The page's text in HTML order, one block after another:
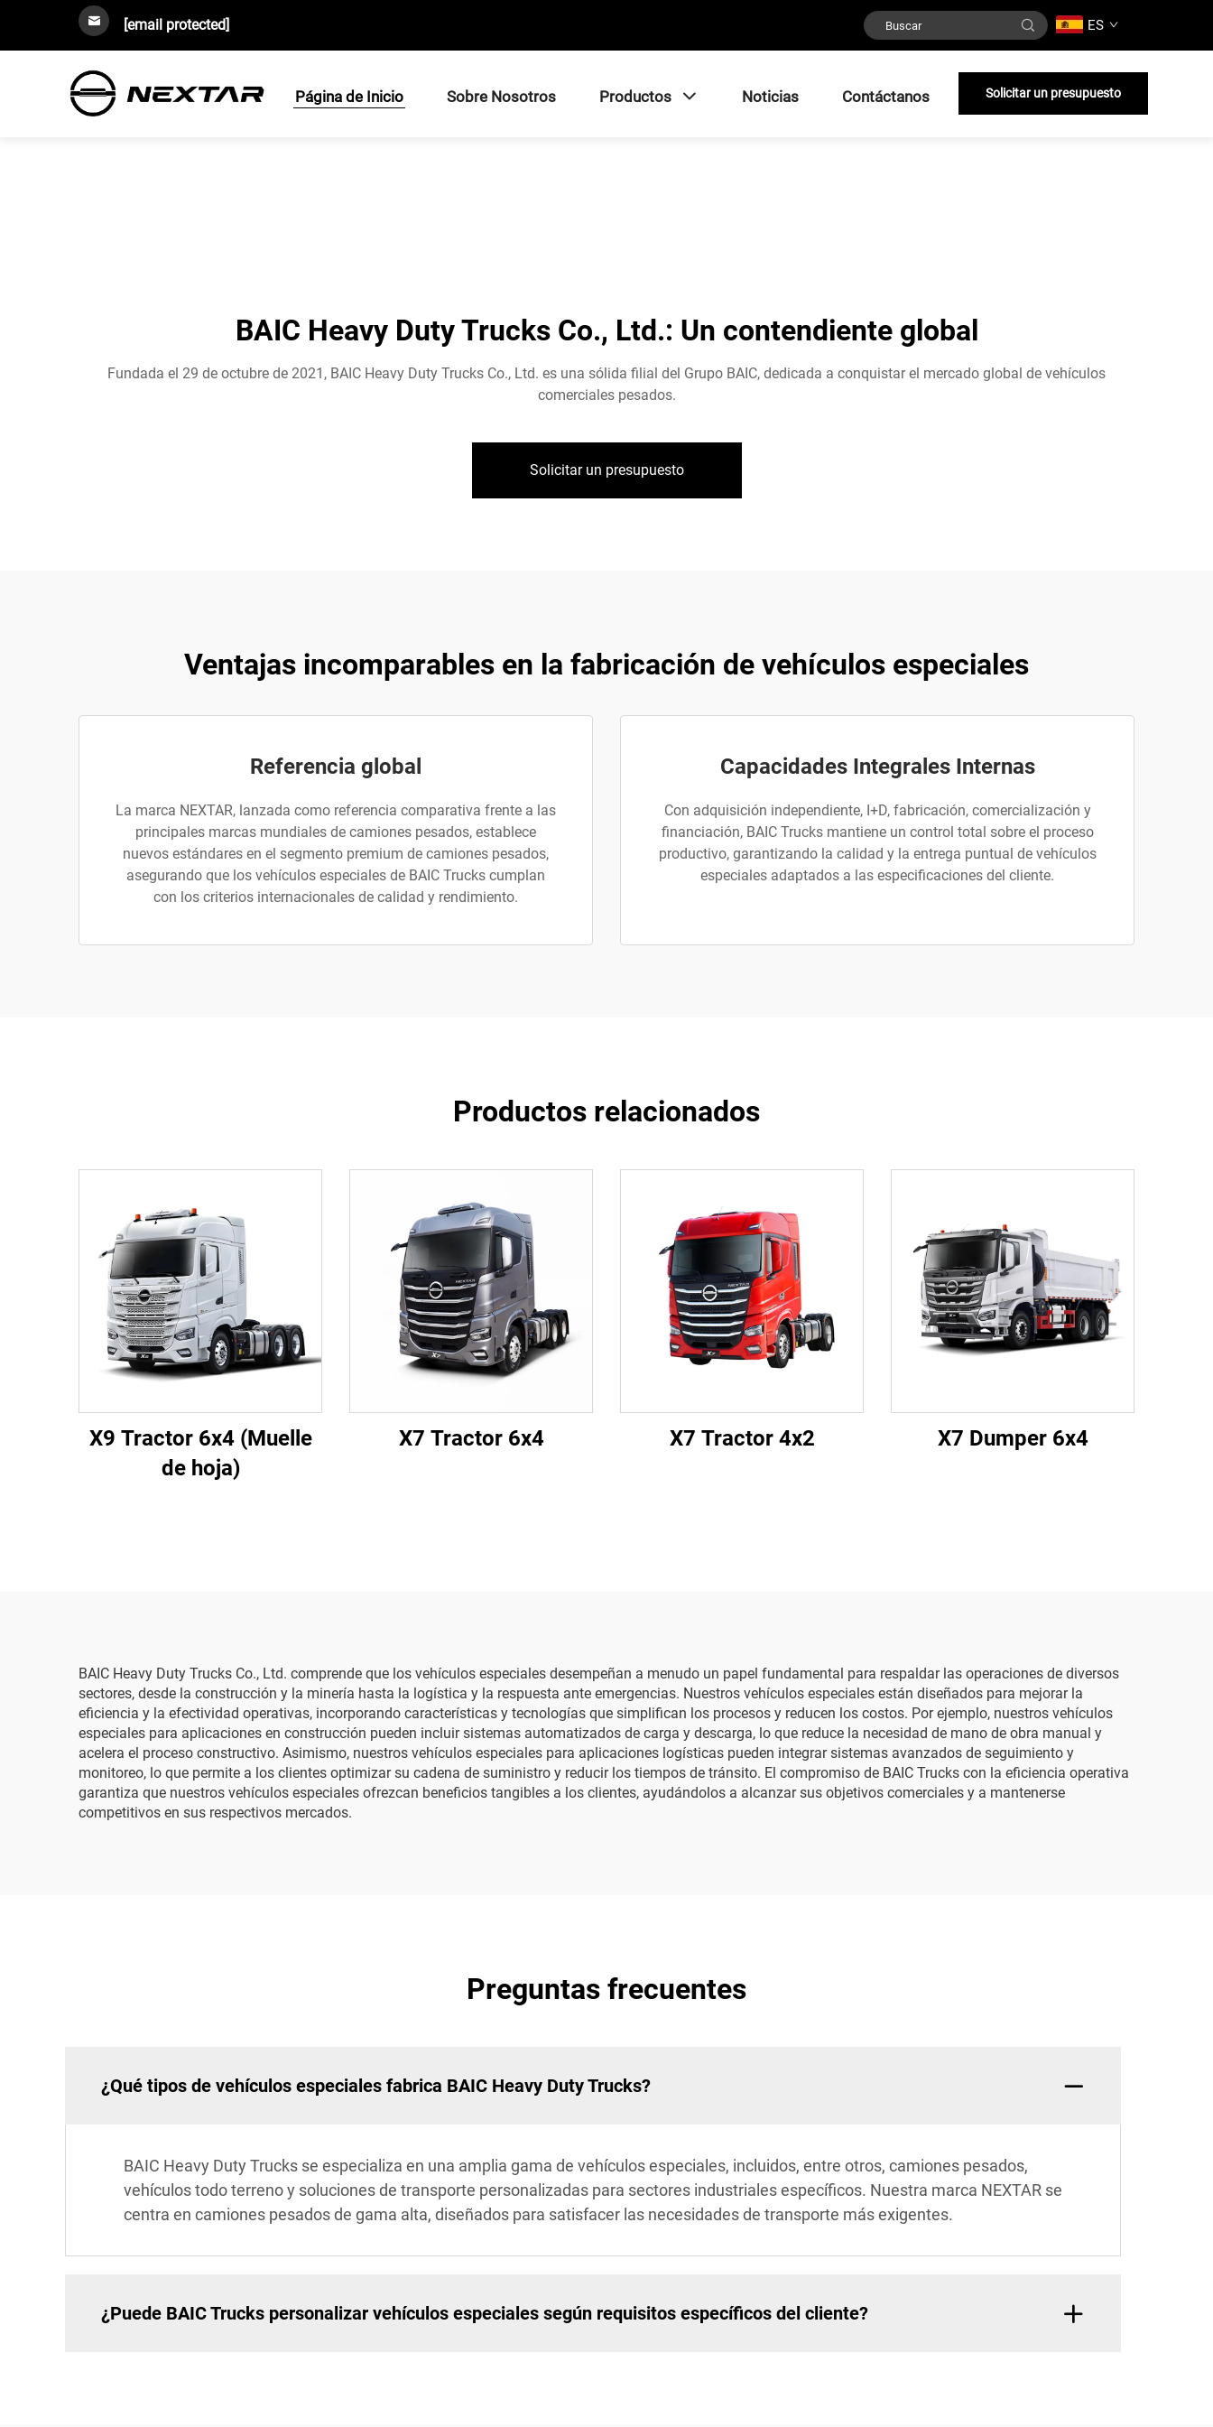
[email protected] ES
Página de Inicio Sobre Nosotros Productos Noticias Contáctanos Solicitar un presupuesto
BAIC Heavy Duty Trucks Co., Ltd.: Un contendiente global
Fundada el 29 de octubre de 2021, BAIC Heavy Duty Trucks Co., Ltd. es una sólida filial del Grupo BAIC, dedicada a conquistar el mercado global de vehículos
comerciales pesados.
Solicitar un presupuesto
Ventajas incomparables en la fabricación de vehículos especiales
Referencia global
La marca NEXTAR, lanzada como referencia comparativa frente a las
principales marcas mundiales de camiones pesados, establece
nuevos estándares en el segmento premium de camiones pesados,
asegurando que los vehículos especiales de BAIC Trucks cumplan
con los criterios internacionales de calidad y rendimiento.
Capacidades Integrales Internas
Con adquisición independiente, I+D, fabricación, comercialización y
financiación, BAIC Trucks mantiene un control total sobre el proceso
productivo, garantizando la calidad y la entrega puntual de vehículos
especiales adaptados a las especificaciones del cliente.
Productos relacionados
X9 Tractor 6x4 (Muelle
de hoja)
X7 Tractor 6x4 X7 Tractor 4x2 X7 Dumper 6x4
BAIC Heavy Duty Trucks Co., Ltd. comprende que los vehículos especiales desempeñan a menudo un papel fundamental para respaldar las operaciones de diversos
sectores, desde la construcción y la minería hasta la logística y la respuesta ante emergencias. Nuestros vehículos especiales están diseñados para mejorar la
eficiencia y la efectividad operativas, incorporando características y tecnologías que simplifican los procesos y reducen los costos. Por ejemplo, nuestros vehículos
especiales para aplicaciones en construcción pueden incluir sistemas automatizados de carga y descarga, lo que reduce la necesidad de mano de obra manual y
acelera el proceso constructivo. Asimismo, nuestros vehículos especiales para aplicaciones logísticas pueden integrar sistemas avanzados de seguimiento y
monitoreo, lo que permite a los clientes optimizar su cadena de suministro y reducir los tiempos de tránsito. El compromiso de BAIC Trucks con la eficiencia operativa
garantiza que nuestros vehículos especiales ofrezcan beneficios tangibles a los clientes, ayudándolos a alcanzar sus objetivos comerciales y a mantenerse
competitivos en sus respectivos mercados.
Preguntas frecuentes
¿Qué tipos de vehículos especiales fabrica BAIC Heavy Duty Trucks?
BAIC Heavy Duty Trucks se especializa en una amplia gama de vehículos especiales, incluidos, entre otros, camiones pesados,
vehículos todo terreno y soluciones de transporte personalizadas para sectores industriales específicos. Nuestra marca NEXTAR se
centra en camiones pesados de gama alta, diseñados para satisfacer las necesidades de transporte más exigentes.
¿Puede BAIC Trucks personalizar vehículos especiales según requisitos específicos del cliente?